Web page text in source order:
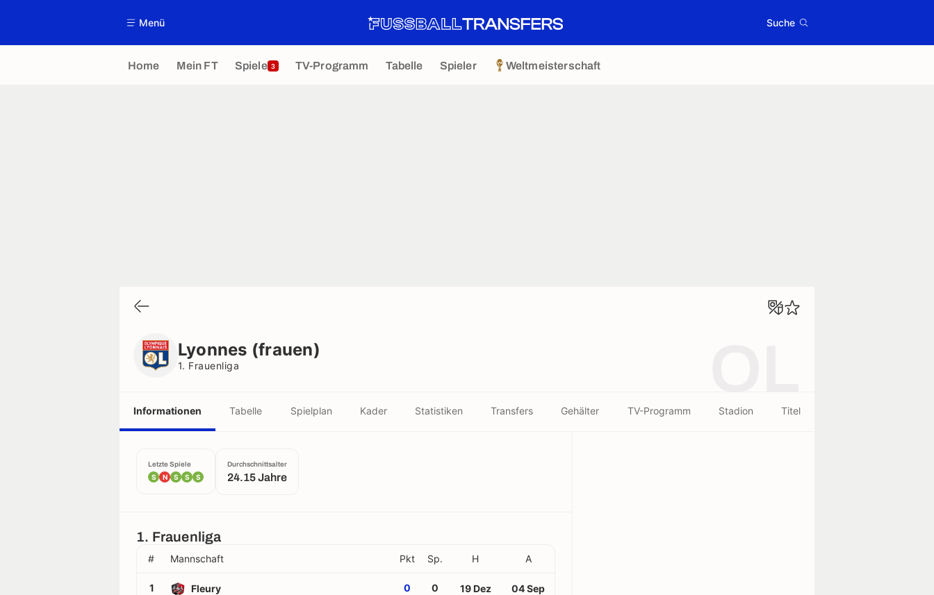
Menü Suche
Home Mein FT Spiele 3 TV-Programm Tabelle Spieler Weltmeisterschaft
Lyonnes (frauen)
1. Frauenliga
Informationen Tabelle Spielplan Kader Statistiken Transfers Gehälter TV-Programm Stadion Titel
Letzte Spiele
S N S S S
Durchschnittsalter
24.15 Jahre
1. Frauenliga
# Mannschaft Pkt Sp. H A
1 Fleury 0 0 19 Dez 04 Sep